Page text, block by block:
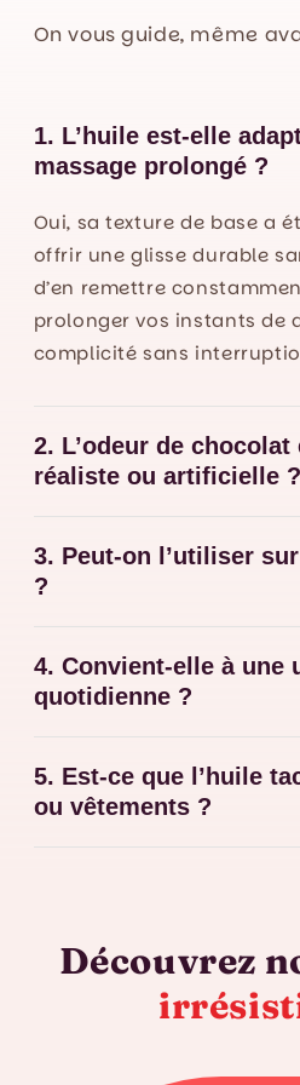
On vous guide, même
1. L’huile est-elle
massage prolongé ?
Oui, sa texture de base a
offrir une glisse durable
d’en remettre
prolonger vos instants de
complicité sans
2. L’odeur de chocolat
réaliste ou artificielle ?
3. Peut-on l’utiliser
?
4. Convient-elle à une
quotidienne ?
5. Est-ce que l’huile
ou vêtements ?
Découvrez